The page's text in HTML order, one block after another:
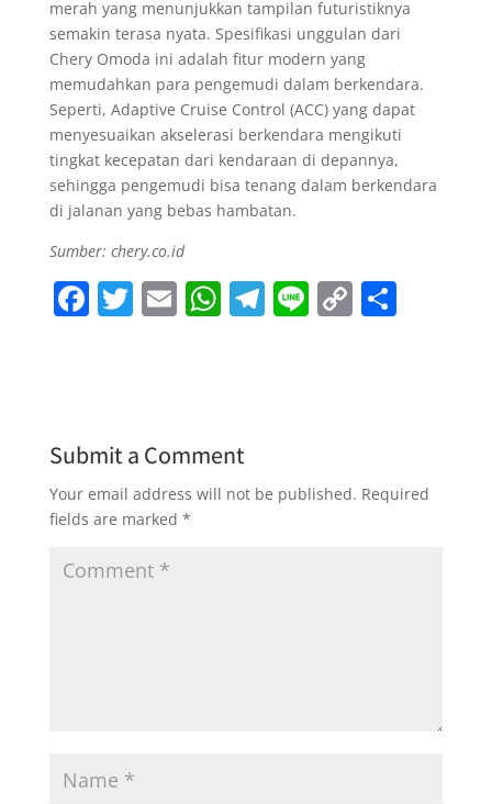
merah yang menunjukkan tampilan futuristiknya
semakin terasa nyata. Spesifikasi unggulan dari
Chery Omoda ini adalah fitur modern yang
memudahkan para pengemudi dalam berkendara.
Seperti, Adaptive Cruise Control (ACC) yang dapat
menyesuaikan akselerasi berkendara mengikuti
tingkat kecepatan dari kendaraan di depannya,
sehingga pengemudi bisa tenang dalam berkendara
di jalanan yang bebas hambatan.
Sumber: chery.co.id
F
b
o
o
T E W
A
p
p
T Li C
k
S
Submit a Comment
Your email address will not be published. Required
fields are marked *